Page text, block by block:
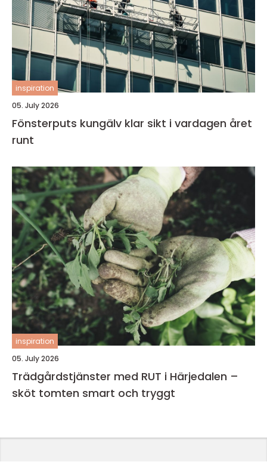
inspiration
05. July 2026
Fönsterputs kungälv klar sikt i vardagen året
runt
inspiration
05. July 2026
Trädgårdstjänster med RUT i Härjedalen –
sköt tomten smart och tryggt